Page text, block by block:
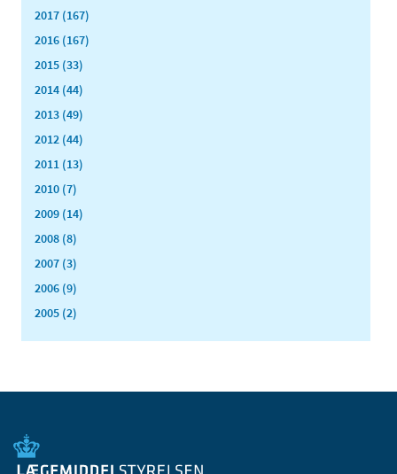
2017 (167)
2016 (167)
2015 (33)
2014 (44)
2013 (49)
2012 (44)
2011 (13)
2010 (7)
2009 (14)
2008 (8)
2007 (3)
2006 (9)
2005 (2)